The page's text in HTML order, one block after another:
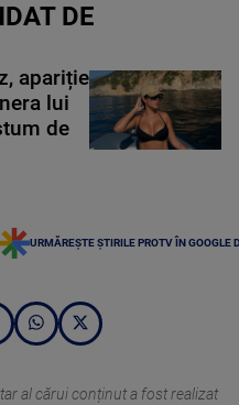
DE
apariție
lui
de
URMĂREȘTE ȘTIRILE PROTV ÎN GOOGLE
al cărui conținut a fost realizat